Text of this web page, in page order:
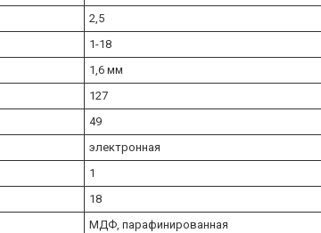
2,5
1-18
1,6 мм
127
49
электронная
1
18
МДФ, парафинированная